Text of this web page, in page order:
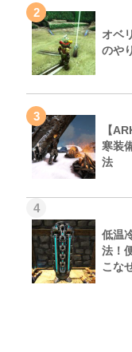
2
オベ
のや
3
【
寒装
法
4
低温
法！
こな